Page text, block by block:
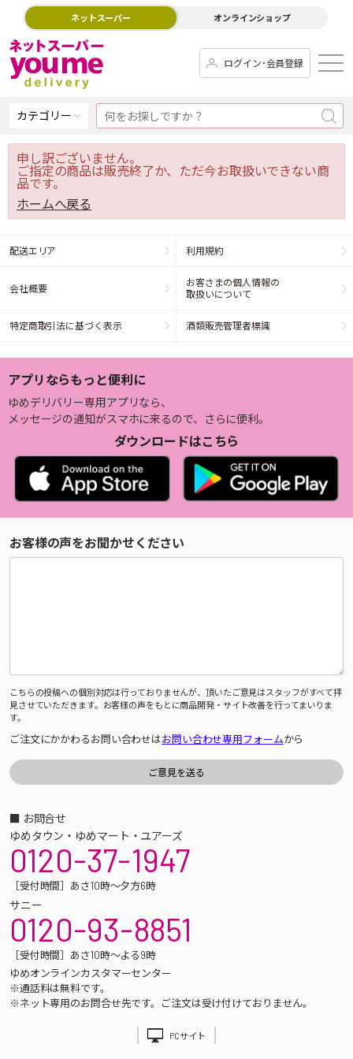
ネットスーパー オンラインショップ
ログイン･会員登録
カテゴリー
申し訳ございません。
ご指定の商品は販売終了か、ただ今お取扱いできない商
品です。
ホームへ戻る
配送エリア 利用規約
会社概要
お客さまの個人情報の
取扱いについて
特定商取引法に基づく表示 酒類販売管理者標識
アプリならもっと便利に
ゆめデリバリー専用アプリなら、
メッセージの通知がスマホに来るので、さらに便利。
ダウンロードはこちら
お客様の声をお聞かせください
こちらの投稿への個別対応は行っておりませんが、頂いたご意見はスタッフがすべて拝
見させていただきます。お客様の声をもとに商品開発・サイト改善を行ってまいりま
す。
ご注文にかかわるお問い合わせはお問い合わせ専用フォームから
■ お問合せ
ゆめタウン・ゆめマート・ユアーズ
0120-37-1947
［受付時間］あさ10時～夕方6時
サニー
0120-93-8851
［受付時間］あさ10時～よる9時
ゆめオンラインカスタマーセンター
※通話料は無料です。
※ネット専用のお問合せ先です。ご注文は受け付けておりません。
PCサイト